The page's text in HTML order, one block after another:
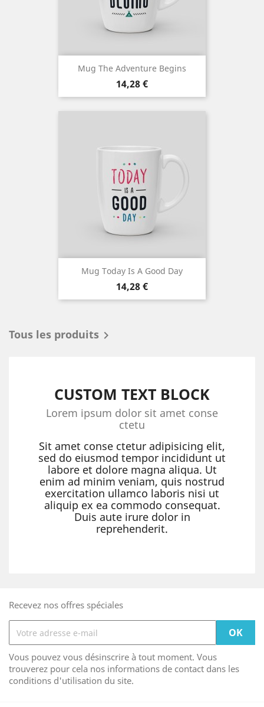
Mug The Adventure Begins
Prix
14,28 €
Mug Today Is A Good Day
Prix
14,28 €
Tous les produits 
CUSTOM TEXT BLOCK
Lorem ipsum dolor sit amet conse
ctetu
Sit amet conse ctetur adipisicing elit,
sed do eiusmod tempor incididunt ut
labore et dolore magna aliqua. Ut
enim ad minim veniam, quis nostrud
exercitation ullamco laboris nisi ut
aliquip ex ea commodo consequat.
Duis aute irure dolor in
reprehenderit.
Recevez nos offres spéciales
Vous pouvez vous désinscrire à tout moment. Vous
trouverez pour cela nos informations de contact dans les
conditions d'utilisation du site.